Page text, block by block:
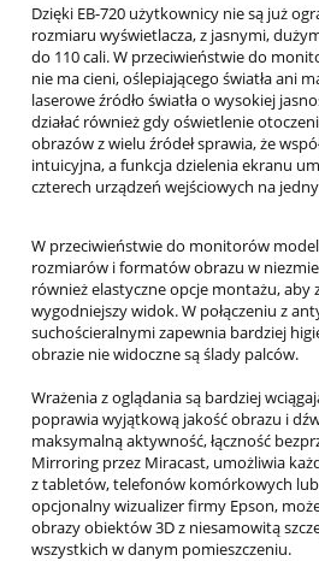
Dzięki EB-720 użytkownicy nie są już
rozmiaru wyświetlacza, z jasnymi,
do 110 cali. W przeciwieństwie do
nie ma cieni, oślepiającego światła ani
laserowe źródło światła o wysokiej
działać również gdy oświetlenie
obrazów z wielu źródeł sprawia, że
intuicyjna, a funkcja dzielenia ekranu
czterech urządzeń wejściowych na
W przeciwieństwie do monitorów
rozmiarów i formatów obrazu w
również elastyczne opcje montażu, aby
wygodniejszy widok. W połączeniu z
suchościeralnymi zapewnia bardziej
obrazie nie widoczne są ślady palców.
Wrażenia z oglądania są bardziej
poprawia wyjątkową jakość obrazu i
maksymalną aktywność, łączność
Mirroring przez Miracast, umożliwia
z tabletów, telefonów komórkowych lub
opcjonalny wizualizer firmy Epson,
obrazy obiektów 3D z niesamowitą
wszystkich w danym pomieszczeniu.